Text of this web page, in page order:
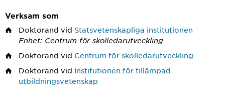
Verksam som
Doktorand vid Statsvetenskapliga institutionen
Enhet: Centrum för skolledarutveckling
Doktorand vid Centrum för skolledarutveckling
Doktorand vid Institutionen för tillämpad
utbildningsvetenskap